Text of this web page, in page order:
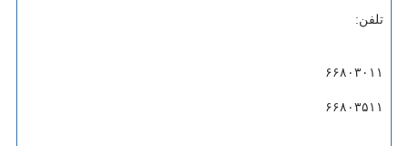
تلفن:
۶۶۸۰۳۰۱۱
۶۶۸۰۳۵۱۱